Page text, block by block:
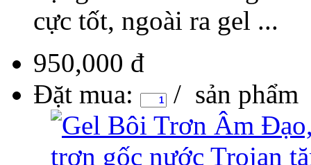
cực tốt, ngoài ra gel ...
950,000 đ
Đặt mua:
/ sản phẩm